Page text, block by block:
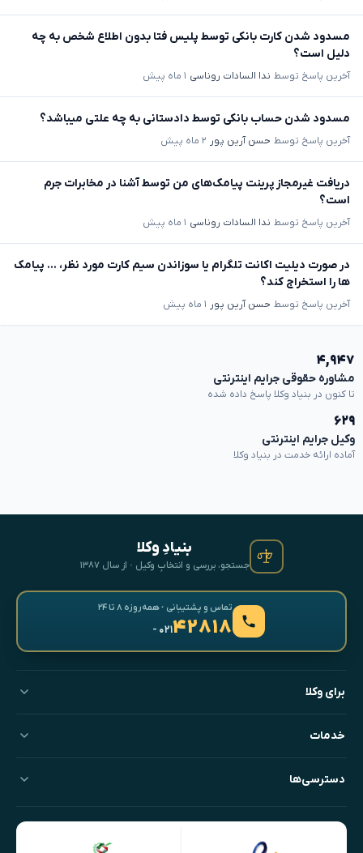
مسدود شدن کارت بانکی توسط پلیس فتا بدون اطلاع شخص به چه
دلیل است؟
آخرین پاسخ توسط ندا السادات روناسی ۱ ماه پیش
مسدود شدن حساب بانکی توسط دادستانی به چه علتی میباشد؟
آخرین پاسخ توسط حسن آرین پور ۲ ماه پیش
دریافت غیرمجاز پرینت پیامک‌های من توسط آشنا در مخابرات جرم
است؟
آخرین پاسخ توسط ندا السادات روناسی ۱ ماه پیش
در صورت دیلیت اکانت تلگرام یا سوزاندن سیم کارت مورد نظر، ... پیامک
ها را استخراج کند؟
آخرین پاسخ توسط حسن آرین پور ۱ ماه پیش
۴,۹۴۷
مشاوره حقوقی جرایم اینترنتی
تا کنون در بنیاد وکلا پاسخ داده شده
۶۲۹
وکیل جرایم اینترنتی
آماده ارائه خدمت در بنیاد وکلا
بنیادِ وکلا
جستجو، بررسی و انتخابِ وکیل · از سال ۱۳۸۷
تماس و پشتیبانی · همه‌روزه ۸ تا ۲۴
۴۲۸۱۸- ۰۲۱
برای وکلا
خدمات
دسترسی‌ها